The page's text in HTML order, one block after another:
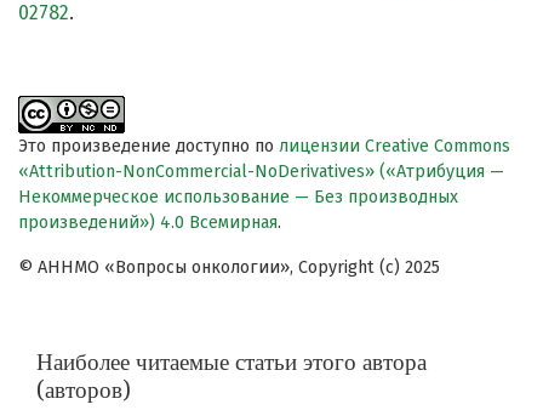
02782.
Это произведение доступно по лицензии Creative Commons
«Attribution-NonCommercial-NoDerivatives» («Атрибуция —
Некоммерческое использование — Без производных
произведений») 4.0 Всемирная.
© АННМО «Вопросы онкологии», Copyright (c) 2025
Наиболее читаемые статьи этого автора
(авторов)